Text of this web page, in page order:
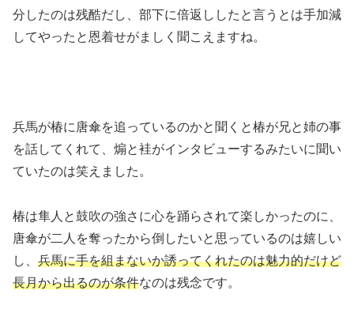
分したのは残酷だし、部下に倍返ししたと言うとは手加減
してやったと恩着せがましく聞こえますね。
兵馬が椿に唐傘を追っているのかと聞くと椿が兄と姉の事
を話してくれて、煽と袿がインタビューするみたいに聞い
ていたのは笑えました。
椿は隼人と鼓吹の強さに心を踊らされて楽しかったのに、
唐傘が二人を奪ったから倒したいと思っているのは嬉しい
し、 兵馬に手を組まないか誘ってくれたのは魅力的だけど
長月から出るのが条件なのは残念です。